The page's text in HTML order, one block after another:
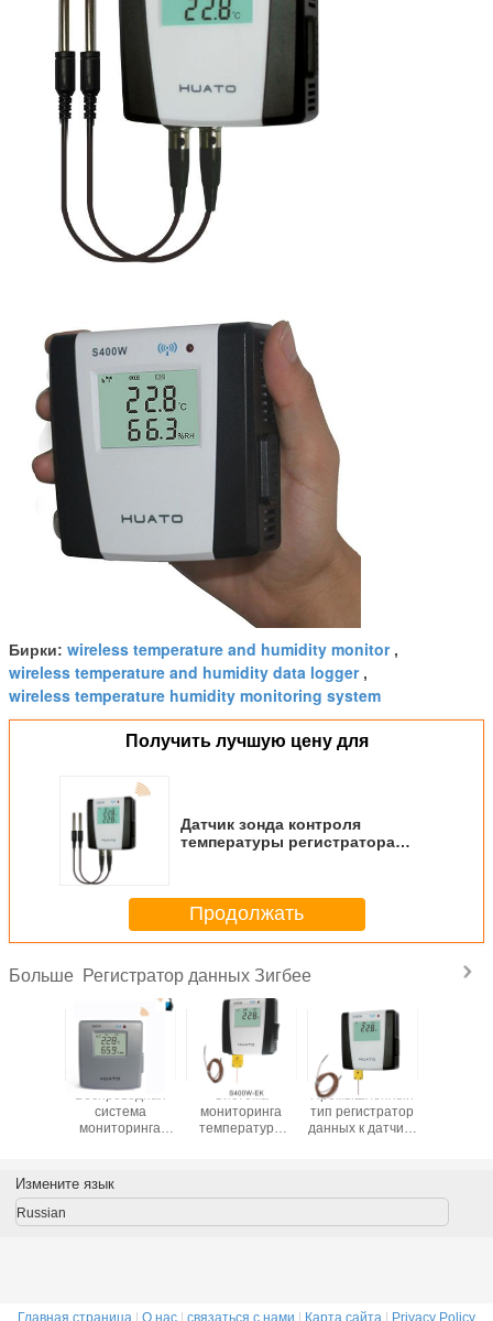
Бирки: wireless temperature and humidity monitor,
wireless temperature and humidity data logger,
wireless temperature humidity monitoring system
Получить лучшую цену для
Датчик зонда контроля
температуры регистратора
Продолжать
Больше Регистратор данных Зигбее
50
Беспроводная
система
мониторинга
данных Зигбее с
большим
Система
мониторинга
температуры
Промышленный
тип регистратор
данных к датчика
температуры
Измените язык
Russian
Главная страница | О нас | связаться с нами | Карта сайта | Privacy Policy